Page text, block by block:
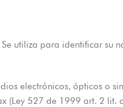
utiliza para identificar su
electrónicos, ópticos o
(Ley 527 de 1999 art. 2 lit.